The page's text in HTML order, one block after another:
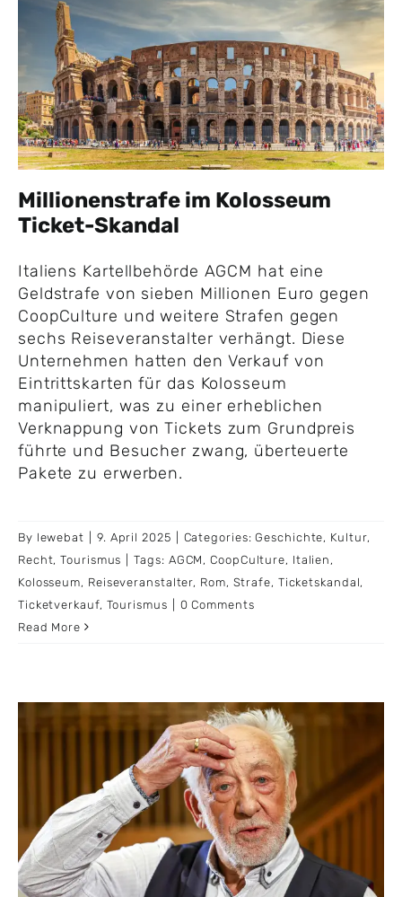
Millionenstrafe im Kolosseum
Ticket-Skandal
Italiens Kartellbehörde AGCM hat eine
Geldstrafe von sieben Millionen Euro gegen
CoopCulture und weitere Strafen gegen
sechs Reiseveranstalter verhängt. Diese
Unternehmen hatten den Verkauf von
Eintrittskarten für das Kolosseum
manipuliert, was zu einer erheblichen
Verknappung von Tickets zum Grundpreis
führte und Besucher zwang, überteuerte
Pakete zu erwerben.
By lewebat 9. April 2025 Categories:Geschichte, Kultur,
Recht,Tourismus Tags: AGCM ,CoopCulture, Italien ,
Kolosseum, Reiseveranstalter, Rom, Strafe, Ticketskandal,
Ticketverkauf, Tourismus
0 Comments
Read More